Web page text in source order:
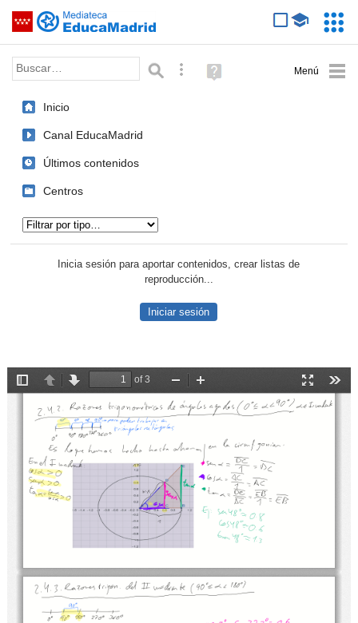
Saltar navegación
Palabra o frase: Búsqueda avanzada
Ayuda
(en
Inicio
Canal EducaMadrid
Últimos contenidos
Centros
Inicia sesión para aportar contenidos, crear listas de
reproducción...
Iniciar sesión